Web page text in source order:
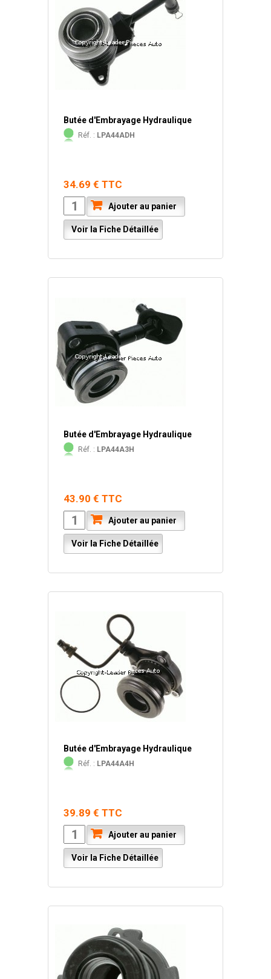
Butée d'Embrayage Hydraulique
Réf. : LPA44ADH
34.69 € TTC
Ajouter au panier
Voir la Fiche Détaillée
Butée d'Embrayage Hydraulique
Réf. : LPA44A3H
43.90 € TTC
Ajouter au panier
Voir la Fiche Détaillée
Butée d'Embrayage Hydraulique
Réf. : LPA44A4H
39.89 € TTC
Ajouter au panier
Voir la Fiche Détaillée